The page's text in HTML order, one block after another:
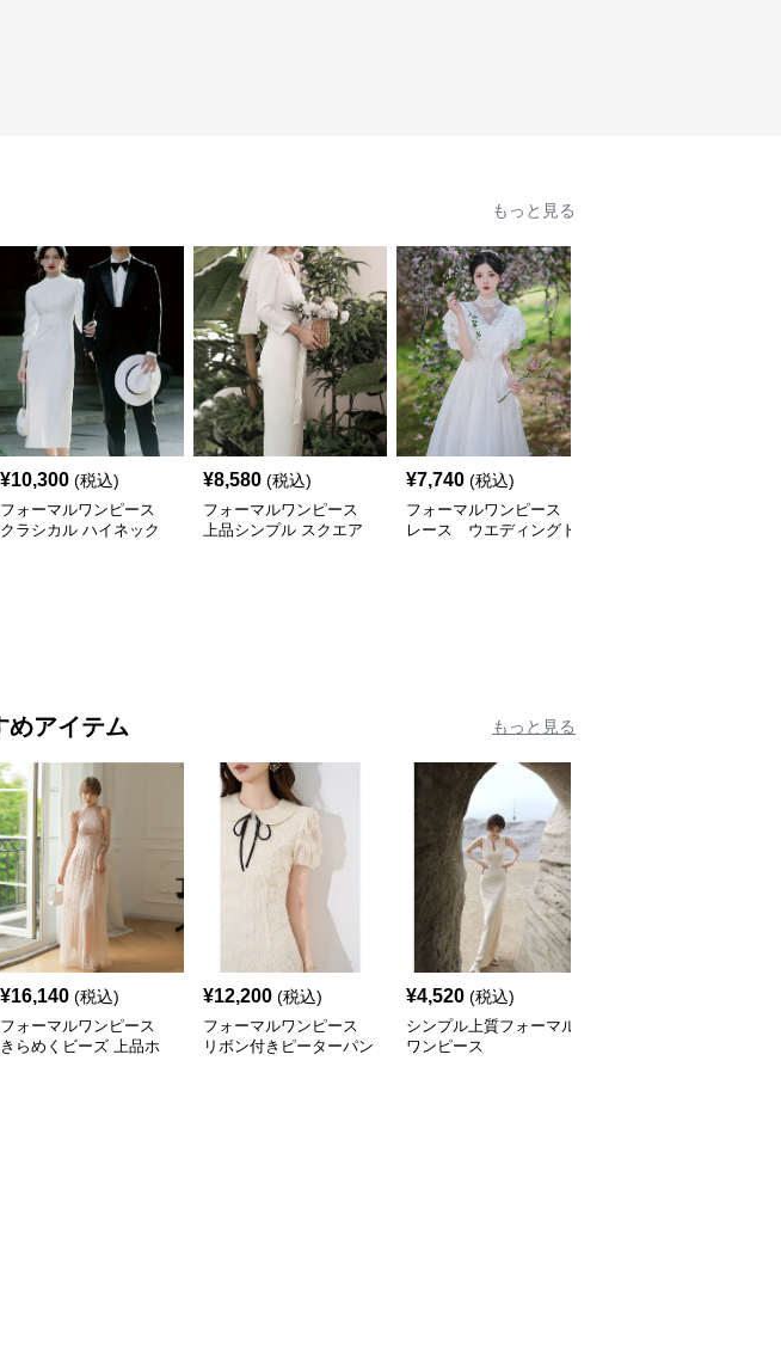
もっと見る
¥10,300 (税込)
フォーマルワンピース
クラシカル ハイネック
¥8,580 (税込)
フォーマルワンピース
上品シンプル スクエア
¥7,740 (税込)
フォーマルワンピース
レース ウエディングド
めアイテム もっと見る
¥16,140 (税込)
フォーマルワンピース
きらめくビーズ 上品ホ
¥12,200 (税込)
フォーマルワンピース
リボン付きピーターパン
¥4,520 (税込)
シンプル上質フォーマル
ワンピース